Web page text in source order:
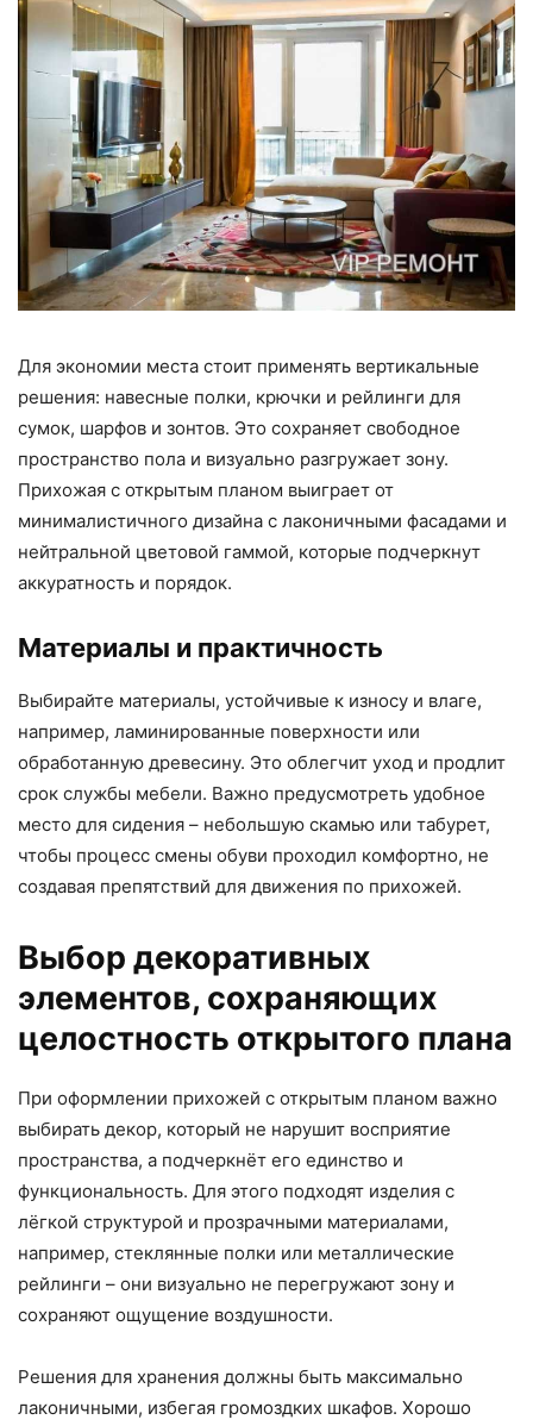
Для экономии места стоит применять вертикальные
решения: навесные полки, крючки и рейлинги для
сумок, шарфов и зонтов. Это сохраняет свободное
пространство пола и визуально разгружает зону.
Прихожая с открытым планом выиграет от
минималистичного дизайна с лаконичными фасадами и
нейтральной цветовой гаммой, которые подчеркнут
аккуратность и порядок.
Материалы и практичность
Выбирайте материалы, устойчивые к износу и влаге,
например, ламинированные поверхности или
обработанную древесину. Это облегчит уход и продлит
срок службы мебели. Важно предусмотреть удобное
место для сидения – небольшую скамью или табурет,
чтобы процесс смены обуви проходил комфортно, не
создавая препятствий для движения по прихожей.
Выбор декоративных
элементов, сохраняющих
целостность открытого плана
При оформлении прихожей с открытым планом важно
выбирать декор, который не нарушит восприятие
пространства, а подчеркнёт его единство и
функциональность. Для этого подходят изделия с
лёгкой структурой и прозрачными материалами,
например, стеклянные полки или металлические
рейлинги – они визуально не перегружают зону и
сохраняют ощущение воздушности.
Решения для хранения должны быть максимально
лаконичными, избегая громоздких шкафов. Хорошо